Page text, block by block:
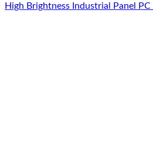
High Brightness Industrial Panel